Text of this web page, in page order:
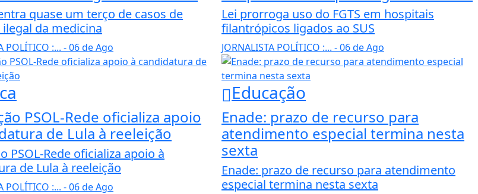
quase um terço de casos de
da medicina
POLÍTICO :... - 06 de Ago
Lei prorroga uso do FGTS em hospitais
filantrópicos ligados ao SUS
JORNALISTA POLÍTICO :... - 06 de Ago
PSOL-Rede oficializa apoio
de Lula à reeleição
PSOL-Rede oficializa apoio à
de Lula à reeleição
POLÍTICO :... - 06 de Ago
Educação
Enade: prazo de recurso para
atendimento especial termina nesta
sexta
Enade: prazo de recurso para atendimento
especial termina nesta sexta